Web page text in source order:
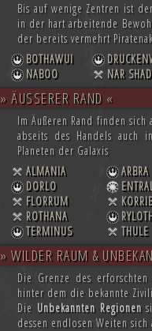
Bis auf wenige Zentren ist
in der hart arbeitende
der bereits vermehrt
BOTHAWUI
NABOO
NAR
» ÄUSSERER RAND «
Im Äußeren Rand finden
abseits des Handels auch
Planeten der Galaxis
ALMANIA
ARBRA
DORLO
FLORRUM
ROTHANA
TERMINUS
THULE
» WILDER RAUM &
Die Grenze des
hinter dem die bekannte
Die Unbekannten Regionen
dessen endlosen Weiten